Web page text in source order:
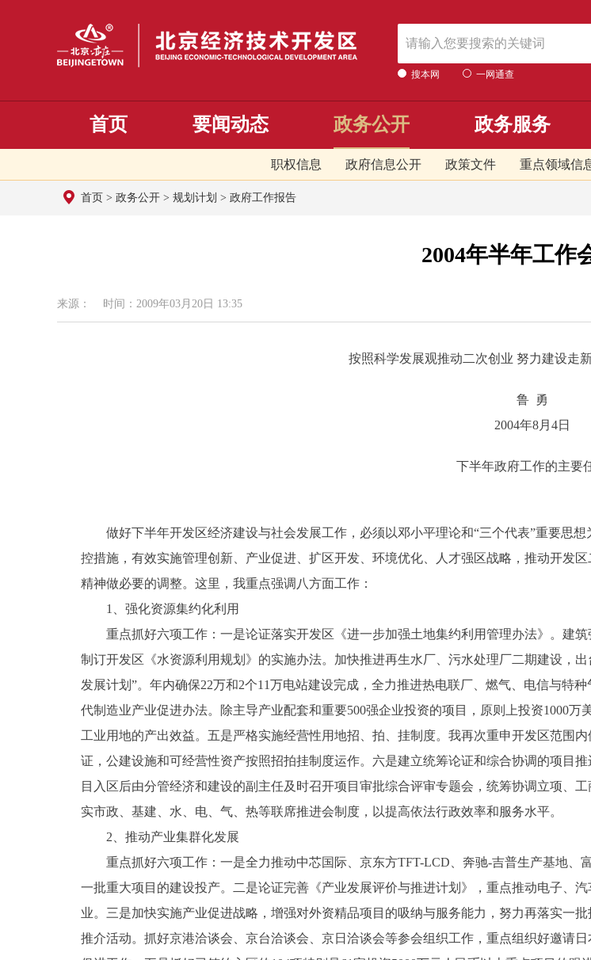
搜本网 一网通查
首页 要闻动态 政务公开
职权信息 政府信息公开 政策文件 重点领域信
政务服务
首页 > 政务公开 > 规划计划 > 政府工作报告
2004年半年工作
来源： 时间：2009年03月20日 13:35
按照科学发展观推动二次创业 努力建设走
鲁 勇
2004年8月4日
下半年政府工作的主要
做好下半年开发区经济建设与社会发展工作，必须以邓小平理论和“三个代表”重要思想
控措施，有效实施管理创新、产业促进、扩区开发、环境优化、人才强区战略，推动开发
精神做必要的调整。这里，我重点强调八方面工作：
1、强化资源集约化利用
重点抓好六项工作：一是论证落实开发区《进一步加强土地集约利用管理办法》。建筑
制订开发区《水资源利用规划》的实施办法。加快推进再生水厂、污水处理厂二期建设，
发展计划”。年内确保22万和2个11万电站建设完成，全力推进热电联厂、燃气、电信与特
代制造业产业促进办法。除主导产业配套和重要500强企业投资的项目，原则上投资1000
工业用地的产出效益。五是严格实施经营性用地招、拍、挂制度。我再次重申开发区范围
证，公建设施和可经营性资产按照招拍挂制度运作。六是建立统筹论证和综合协调的项目
目入区后由分管经济和建设的副主任及时召开项目审批综合评审专题会，统筹协调立项、
实市政、基建、水、电、气、热等联席推进会制度，以提高依法行政效率和服务水平。
2、推动产业集群化发展
重点抓好六项工作：一是全力推动中芯国际、京东方TFT-LCD、奔驰-吉普生产基地、
一批重大项目的建设投产。二是论证完善《产业发展评价与推进计划》，重点推动电子、
业。三是加快实施产业促进战略，增强对外资精品项目的吸纳与服务能力，努力再落实一
推介活动。抓好京港洽谈会、京台洽谈会、京日洽谈会等参会组织工作，重点组织好邀请